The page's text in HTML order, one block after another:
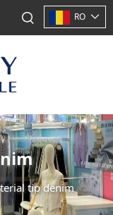
RO
tip denim